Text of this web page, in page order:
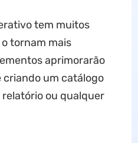
tem muitos
tornam mais
aprimorarão
criando um catálogo
ou qualquer